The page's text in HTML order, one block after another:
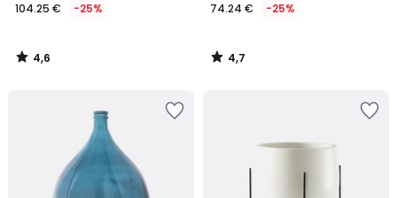
104.25 € -25%
4,6
/
74.24 € -25%
4,7
/